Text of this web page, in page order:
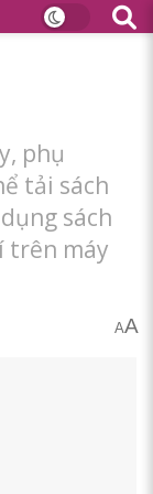
phụ
tải sách
sách
trên máy
AA